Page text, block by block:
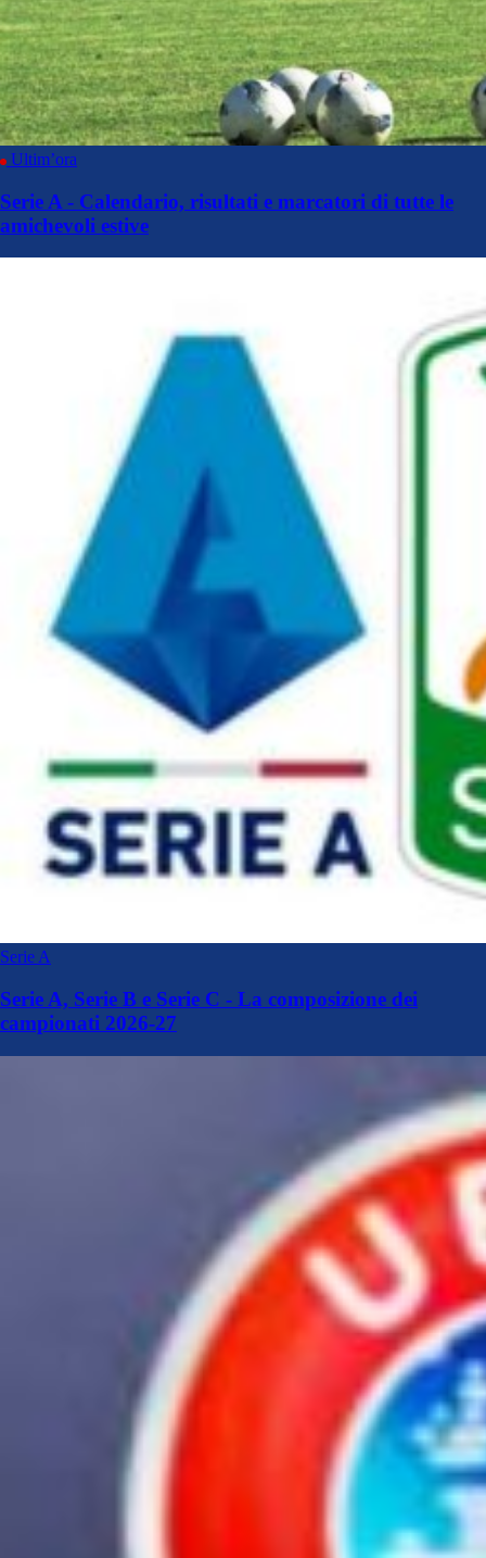
Ultim’ora
Serie A - Calendario, risultati e marcatori di tutte le
amichevoli estive
Serie A
Serie A, Serie B e Serie C - La composizione dei
campionati 2026-27